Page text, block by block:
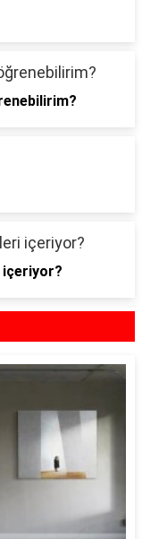
içeriyor?